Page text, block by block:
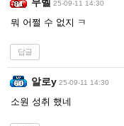
25-09-11 14:30
뭐 어쩔 수 없지 ㅋ
답글
알로y 25-09-11 14:30
소원 성취 했네